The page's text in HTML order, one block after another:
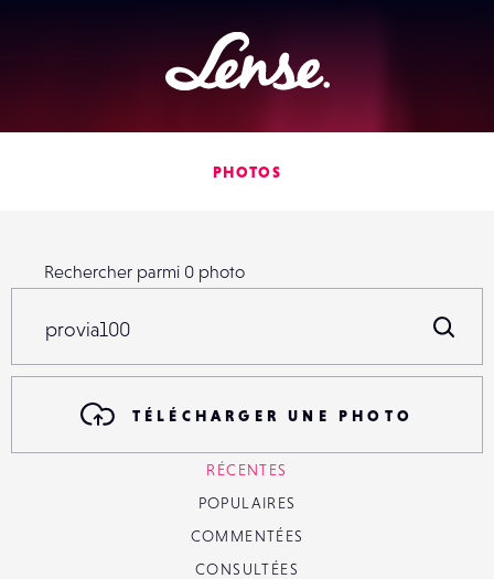
Lense
PHOTOS
Rechercher parmi 0 photo
TÉLÉCHARGER UNE PHOTO
RÉCENTES
POPULAIRES
COMMENTÉES
CONSULTÉES